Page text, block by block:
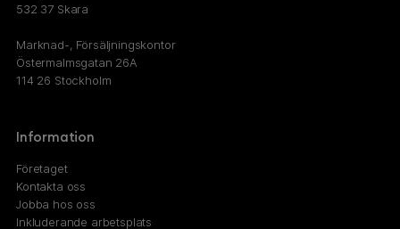
532 37 Skara
Marknad-, Försäljningskontor
Östermalmsgatan 26A
114 26 Stockholm
Information
Företaget
Kontakta oss
Jobba hos oss
Inkluderande arbetsplats